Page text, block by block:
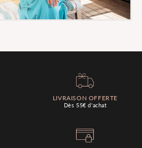
LIVRAISON OFFERTE
Dès 55€ d'achat